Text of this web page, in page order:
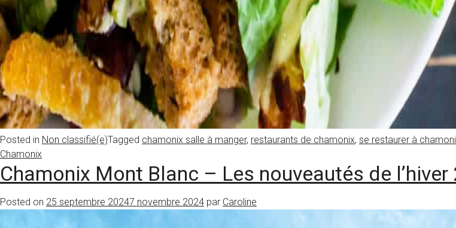
Posted in Non classifié(e)Tagged chamonix salle à manger, restaurants de chamonix, se restaurer à
Chamonix
Chamonix Mont Blanc – Les nouveautés de
Posted on 25 septembre 20247 novembre 2024 par Caroline